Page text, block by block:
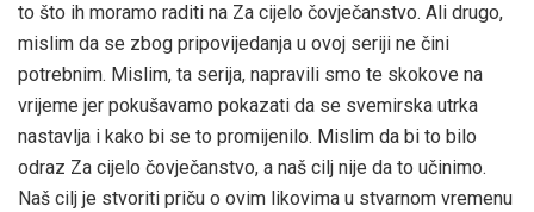
to što ih moramo raditi na Za cijelo čovječanstvo. Ali drugo,
mislim da se zbog pripovijedanja u ovoj seriji ne čini
potrebnim. Mislim, ta serija, napravili smo te skokove na
vrijeme jer pokušavamo pokazati da se svemirska utrka
nastavlja i kako bi se to promijenilo. Mislim da bi to bilo
odraz Za cijelo čovječanstvo, a naš cilj nije da to učinimo.
Naš cilj je stvoriti priču o ovim likovima u stvarnom vremenu